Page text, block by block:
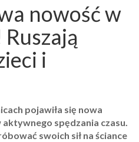
nowość w
i
pojawiła się nowa
spędzania czasu.
swoich sił na ściance